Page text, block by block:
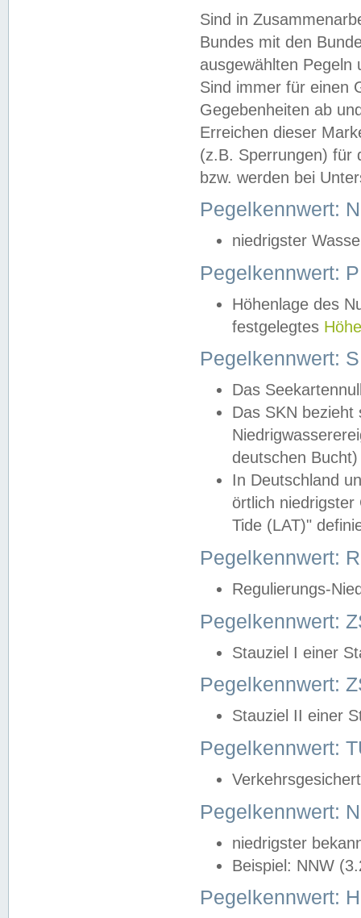
Sind in
Bundes mit den
ausgewählten
Sind immer für einen
Gegebenheiten ab
Erreichen dieser
(z.B. Sperrungen) für
bzw. werden bei
Pegelkennwert:
niedrigster
Pegelkennwert:
Höhenlage des
festgelegtes
Pegelkennwert:
Das
Das SKN
deutschen
In Deutschland
örtlich
Tide (LAT)"
Pegelkennwert:
Regulierungs-
Pegelkennwert:
Stauziel I einer
Pegelkennwert:
Stauziel II einer
Pegelkennwert:
Pegelkennwert:
niedrigster
Beispiel: NNW
Pegelkennwert: